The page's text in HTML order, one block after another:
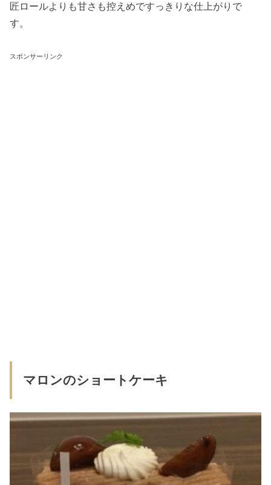
匠ロールよりも甘さも控えめですっきりな仕上がりで
す。
スポンサーリンク
マロンのショートケーキ